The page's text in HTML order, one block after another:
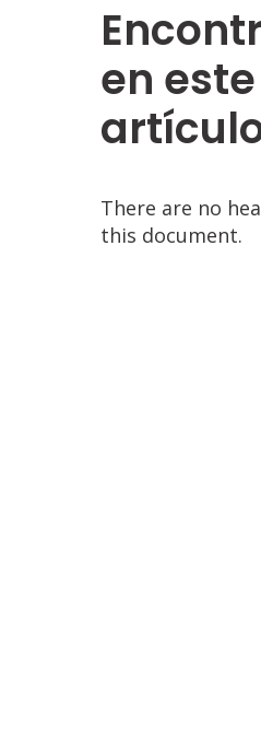
en este
There are no
this document.